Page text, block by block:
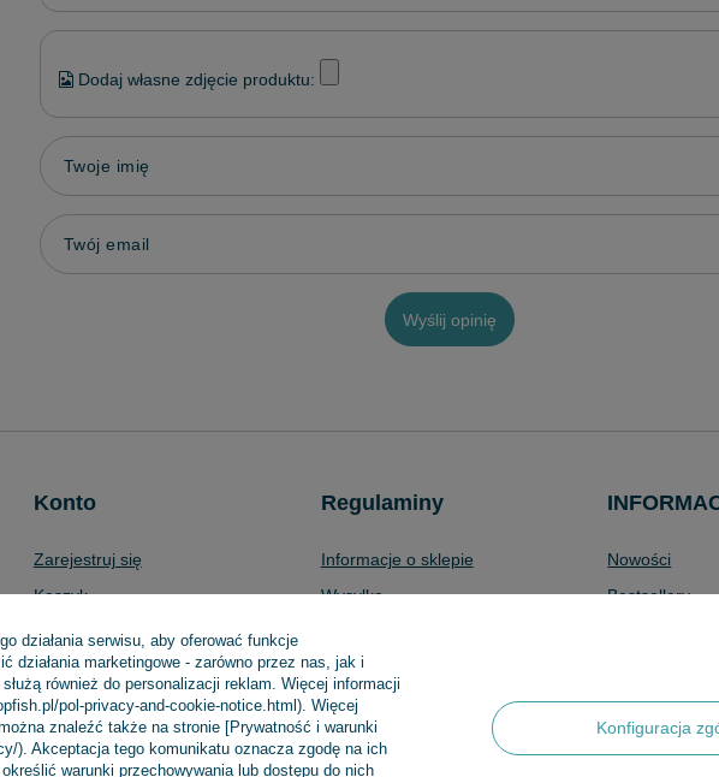
Dodaj własne zdjęcie produktu:
Twoje imię
Twój email
Wyślij opinię
Konto
Zarejestruj się
Koszyk
Listy zakupowe
Lista zakupionych produktów
Historia transakcji
Moje rabaty
Regulaminy
Informacje o sklepie
Wysyłka
Regulamin
Polityka prywatności
Odstąpienie od umowy
Nowości
Bestsellery
działania serwisu, aby oferować funkcje
działania marketingowe - zarówno przez nas, jak i
również do personalizacji reklam. Więcej informacji
pol-privacy-and-cookie-notice.html). Więcej
znaleźć także na stronie [Prywatność i warunki
). Akceptacja tego komunikatu oznacza zgodę na ich
warunki przechowywania lub dostępu do nich
Konfiguracja